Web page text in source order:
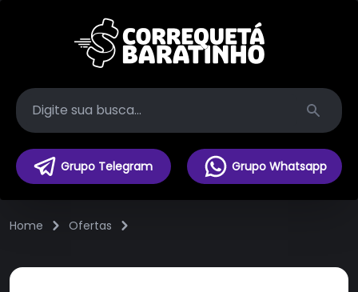
Search
Grupo Telegram Grupo Whatsapp
Home Ofertas